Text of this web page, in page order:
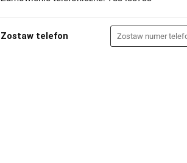
Zostaw telefon